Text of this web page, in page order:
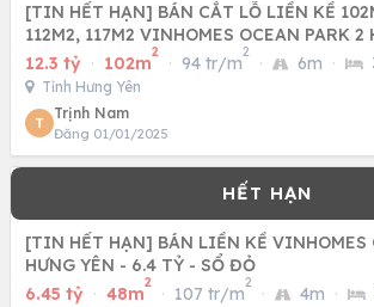
[TIN HẾT HẠN] BÁN CẮT LỖ LIỀN KỀ
112M2, 117M2 VINHOMES OCEAN PARK 2
12.3 tỷ · 102m
2
· 94 tr/m
2
· 6m ·
Tỉnh Hưng Yên
T
Trịnh Nam
Đăng 01/01/2025
[TIN HẾT HẠN] BÁN LIỀN KỀ VINHOMES
HƯNG YÊN - 6.4 TỶ - SỔ ĐỎ
6.45 tỷ · 48m
2
· 107 tr/m
2
· 4m ·